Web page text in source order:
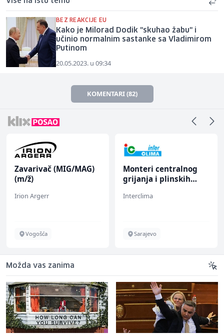
BEZ REAKCIJE EU
Kako je Milorad Dodik "skuhao žabu" i
učinio normalnim sastanke sa Vladimirom
Putinom
20.05.2023. u 09:34
KOMENTARI (82)
Zavarivač (MIG/MAG)
(m/ž)
Irion Argerr
Vogošća
Monteri centralnog
grijanja i plinskih
Interclima
Sarajevo
Možda vas zanima